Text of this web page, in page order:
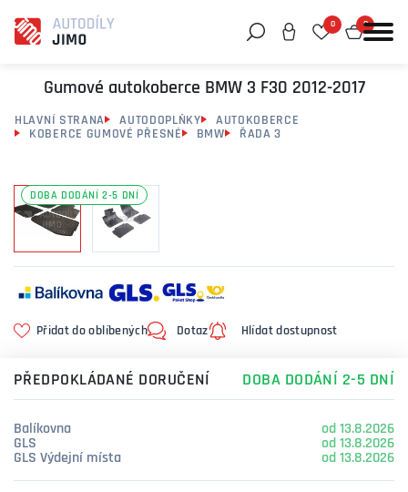
0 0
Gumové autokoberce BMW 3 F30 2012-2017
HLAVNÍ STRANA AUTODOPLŇKY
AUTOKOBERCE
KOBERCE GUMOVÉ PŘESNÉ
BMW ŘADA 3
DOBA DODÁNÍ 2-5 DNÍ
Přidat do oblíbených Dotaz Hlídat dostupnost
PŘEDPOKLÁDANÉ DORUČENÍ DOBA DODÁNÍ 2-5 DNÍ
Balíkovna
od 13.8.2026
GLS
od 13.8.2026
GLS Výdejní místa
od 13.8.2026
Můžeme vám pomoci něco najít?